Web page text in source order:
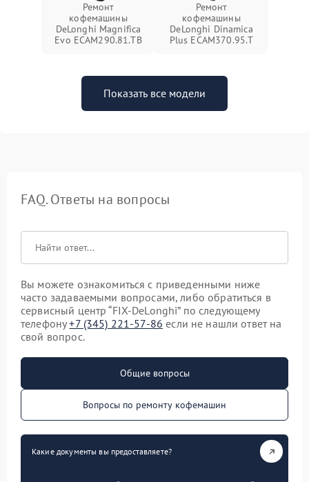
Ремонт
кофемашины
DeLonghi Magnifica
Evo ECAM290.81.TB
Ремонт
кофемашины
DeLonghi Dinamica
Plus ECAM370.95.T
Показать все модели
FAQ. Ответы на вопросы
Вы можете ознакомиться с приведенными ниже
часто задаваемыми вопросами, либо обратиться в
сервисный центр “FIX-DeLonghi” по следующему
телефону+7 (345) 221-57-86 если не нашли ответ на
свой вопрос.
Общие вопросы
Вопросы по ремонту кофемашин
Какие документы вы предоставляете?